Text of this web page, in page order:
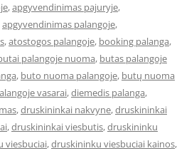
,apgyvendinimas pajuryje,
apgyvendinimas palangoje,
,atostogos palangoje, booking palanga,
palangoje nuoma, butas palangoje
, buto nuoma palangoje, butų nuoma
vasarai,diemedis palanga,
,druskininkai nakvyne,druskininkai
,druskininkai viesbutis,druskininku
viesbuciai,druskininku viesbuciai kainos,